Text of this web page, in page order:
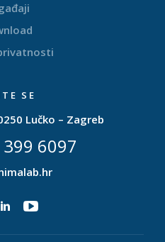
SE
Lučko – Zagreb
6097